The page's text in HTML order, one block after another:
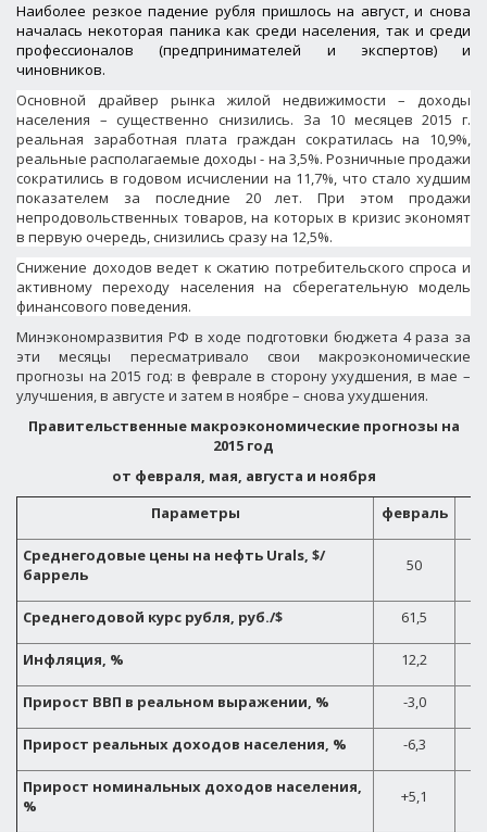
Наиболее резкое падение рубля пришлось на август, и снова
началась некоторая паника как среди населения, так и среди
профессионалов (предпринимателей и экспертов) и
чиновников.
Основной драйвер рынка жилой недвижимости – доходы
населения – существенно снизились. За 10 месяцев 2015 г.
реальная заработная плата граждан сократилась на 10,9%,
реальные располагаемые доходы - на 3,5%. Розничные продажи
сократились в годовом исчислении на 11,7%, что стало худшим
показателем за последние 20 лет. При этом продажи
непродовольственных товаров, на которых в кризис экономят
в первую очередь, снизились сразу на 12,5%.
Снижение доходов ведет к сжатию потребительского спроса и
активному переходу населения на сберегательную модель
финансового поведения.
Минэкономразвития РФ в ходе подготовки бюджета 4 раза за
эти месяцы пересматривало свои макроэкономические
прогнозы на 2015 год: в феврале в сторону ухудшения, в мае –
улучшения, в августе и затем в ноябре – снова ухудшения.
Правительственные макроэкономические прогнозы на
2015 год
от февраля, мая, августа и ноября
Параметры
февраль
Среднегодовые цены на нефть Urals, $/
баррель
50
Среднегодовой курс рубля, руб./$ 61,5
Инфляция, % 12,2
Прирост ВВП в реальном выражении, % -3,0
Прирост реальных доходов населения, % -6,3
Прирост номинальных доходов населения,
%
+5,1